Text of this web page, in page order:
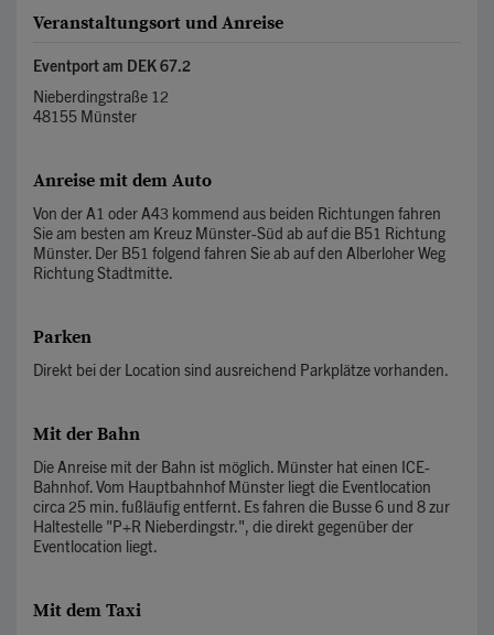
Veranstaltungsort und Anreise
Eventport am DEK 67.2
Nieberdingstraße 12
48155 Münster
Anreise mit dem Auto
Von der A1 oder A43 kommend aus beiden Richtungen fahren
Sie am besten am Kreuz Münster-Süd ab auf die B51 Richtung
Münster. Der B51 folgend fahren Sie ab auf den Alberloher Weg
Richtung Stadtmitte.
Parken
Direkt bei der Location sind ausreichend Parkplätze vorhanden.
Mit der Bahn
Die Anreise mit der Bahn ist möglich. Münster hat einen ICE-
Bahnhof. Vom Hauptbahnhof Münster liegt die Eventlocation
circa 25 min. fußläufig entfernt. Es fahren die Busse 6 und 8 zur
Haltestelle "P+R Nieberdingstr.", die direkt gegenüber der
Eventlocation liegt.
Mit dem Taxi